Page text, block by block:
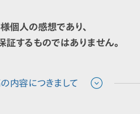
個人の感想であり、
証するものではありません。